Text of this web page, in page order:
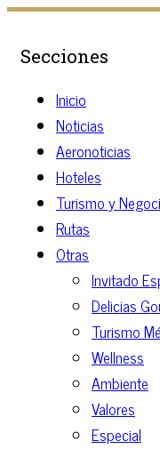
Secciones
Inicio
Noticias
Aeronoticias
Hoteles
Turismo y
Rutas
Otras
Invitado
Delicias
Turismo
Wellness
Ambiente
Valores
Especial